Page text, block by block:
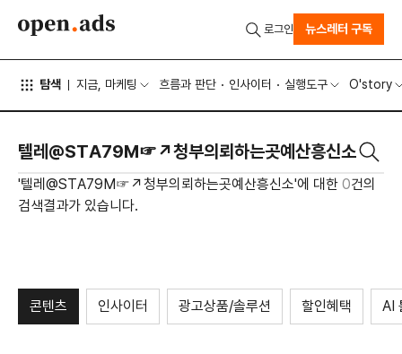
탐색 지금, 마케팅 흐름과 판단 인사이터 실행도구 O'story
로그인 뉴스레터 구독
'텔레@STA79M☞↗청부의뢰하는곳예산흥신소'에 대한 0건의
검색결과가 있습니다.
콘텐츠 인사이터 광고상품/솔루션 할인혜택 AI